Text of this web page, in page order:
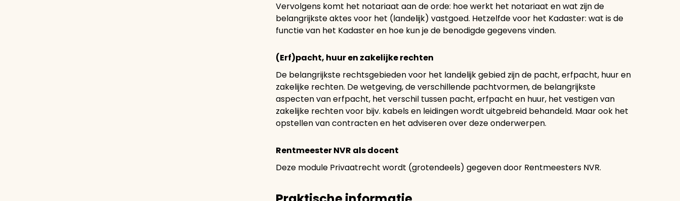
Vervolgens komt het notariaat aan de orde: hoe werkt het notariaat en wat zijn de
belangrijkste aktes voor het (landelijk) vastgoed. Hetzelfde voor het Kadaster: wat is de
functie van het Kadaster en hoe kun je de benodigde gegevens vinden.
(Erf)pacht, huur en zakelijke rechten
De belangrijkste rechtsgebieden voor het landelijk gebied zijn de pacht, erfpacht, huur en
zakelijke rechten. De wetgeving, de verschillende pachtvormen, de belangrijkste
aspecten van erfpacht, het verschil tussen pacht, erfpacht en huur, het vestigen van
zakelijke rechten voor bijv. kabels en leidingen wordt uitgebreid behandeld. Maar ook het
opstellen van contracten en het adviseren over deze onderwerpen.
Rentmeester NVR als docent
Deze module Privaatrecht wordt (grotendeels) gegeven door Rentmeesters NVR.